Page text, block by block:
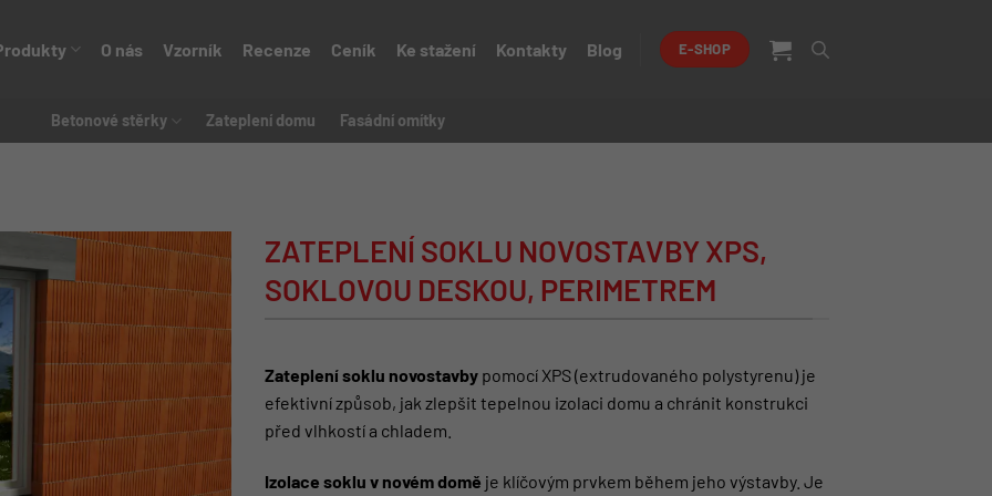
O nás Vzorník Recenze Ceník Ke stažení Kontakty Blog E-SHOP
Betonové stěrky Zateplení domu Fasádní omítky
ZATEPLENÍ SOKLU NOVOSTAVBY XPS,
SOKLOVOU DESKOU, PERIMETREM
Zateplení soklu novostavby pomocí XPS (extrudovaného polystyrenu) je
efektivní způsob, jak zlepšit tepelnou izolaci domu a chránit konstrukci
před vlhkostí a chladem.
Izolace soklu v novém domě je klíčovým prvkem během jeho výstavby. Je